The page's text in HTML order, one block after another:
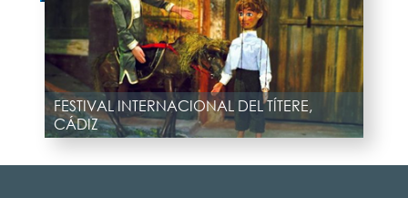
FESTIVAL INTERNACIONAL DEL TÍTERE,
CÁDIZ